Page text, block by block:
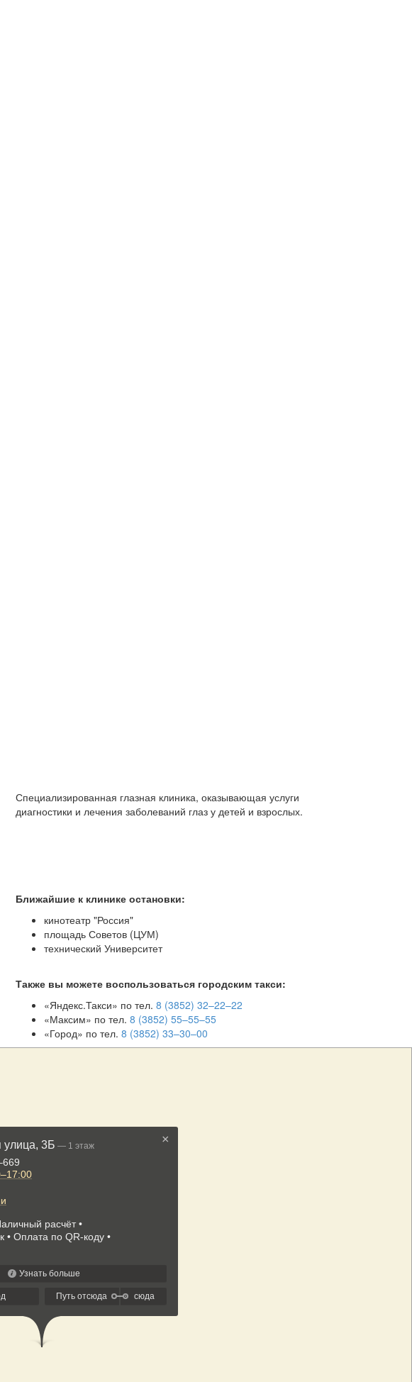
Специализированная глазная клиника, оказывающая услуги
диагностики и лечения заболеваний глаз у детей и взрослых.
Ближайшие к клинике остановки:
кинотеатр "Россия"
площадь Советов (ЦУМ)
технический Университет
Также вы можете воспользоваться городским такси:
«Яндекс.Такси» по тел. 8 (3852) 32–22–22
«Максим» по тел. 8 (3852) 55–55–55
«Город» по тел. 8 (3852) 33–30–00